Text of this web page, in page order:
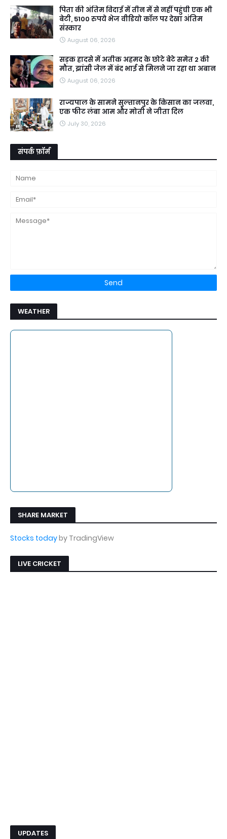
पिता की अंतिम विदाई में तीन में से नहीं पहुंची एक भी
बेटी, 5100 रुपये भेज वीडियो कॉल पर देखा अंतिम
संस्कार
August 06, 2026
सड़क हादसे में अतीक अहमद के छोटे बेटे समेत 2 की
मौत, झांसी जेल में बंद भाई से मिलने जा रहा था अबान
August 06, 2026
राज्यपाल के सामने सुल्तानपुर के किसान का जलवा,
एक फीट लंबा आम और मोती ने जीता दिल
July 30, 2026
संपर्क फ़ॉर्म
WEATHER
SHARE MARKET
Stocks todayby TradingView
LIVE CRICKET
UPDATES